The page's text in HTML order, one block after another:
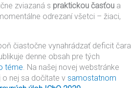
zviazaná s praktickou časťou a
odrezaní všetci – žiaci,
čiastočne vynahrádzať deficit čara
denne obsah pre tých
téme . Na našej novej webstránke
o nej sa dočítate v samostatnom